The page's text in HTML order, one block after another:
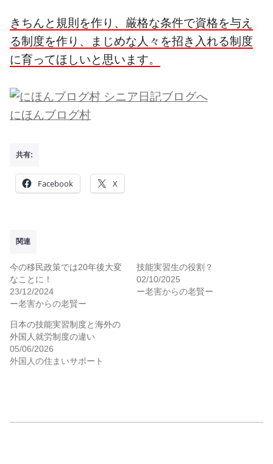
きちんと規則を作り、厳格な条件で資格を与え
る制度を作り、まじめな人々を招き入れる制度
に育ってほしいと思います。
にほんブログ村
共有:
Facebook X
関連
今の移民政策では20年後大変
なことに！
23/12/2024
ー老害からの老賢ー
技能実習生の役割？
02/10/2025
ー老害からの老賢ー
日本の技能実習制度と海外の
外国人就労制度の違い
05/06/2026
外国人の住まいサポート